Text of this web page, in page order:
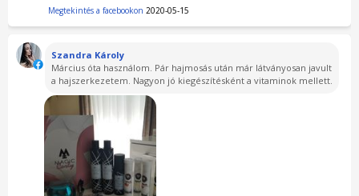
Megtekintés a facebookon 2020-05-15
Szandra Károly
Március óta használom. Pár hajmosás után már látványosan javult
a hajszerkezetem. Nagyon jó kiegészítésként a vitaminok mellett.